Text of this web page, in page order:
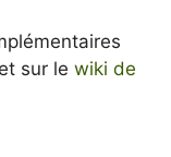
et sur le wiki de